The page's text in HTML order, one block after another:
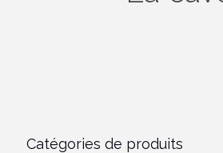
Catégories de produits